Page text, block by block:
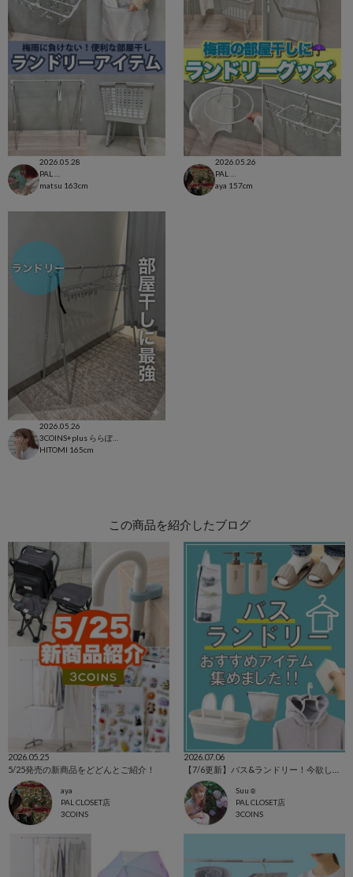
2026.05.28
matsu 163cm
2026.05.26
aya 157cm
2026.05.26
HITOMI 165cm
この商品を紹介したブログ
2026.05.25
5/25発売の新商品をどどんとご紹介！
aya
PAL CLOSET店
3COINS
2026.07.06
Suu☺︎
PAL CLOSET店
3COINS